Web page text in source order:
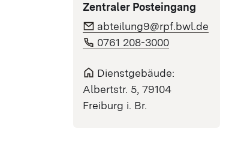
Zentraler Posteingang
abteilung9@rpf.bwl.de
0761 208-3000
Dienstgebäude:
Albertstr. 5, 79104
Freiburg i. Br.